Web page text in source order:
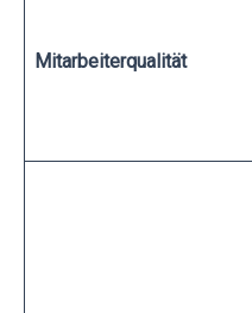
Mitarbeiterqualität